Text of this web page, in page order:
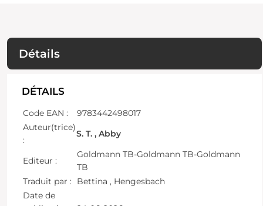
Détails
DÉTAILS
Code EAN :
9783442498017
Auteur(trice)
:
S. T. , Abby
Editeur :
Goldmann TB-Goldmann TB-Goldmann
TB
Traduit par :
Bettina , Hengesbach
Date de